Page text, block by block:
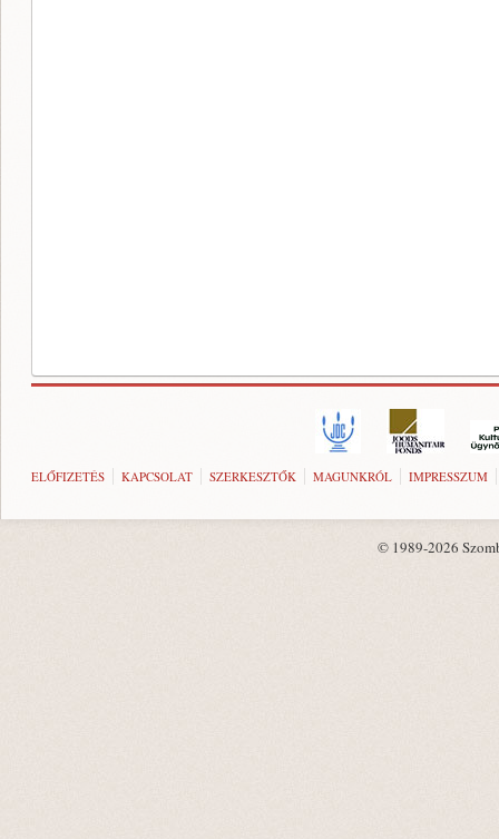
ELŐFIZETÉS KAPCSOLAT SZERKESZTŐK MAGUNKRÓL IMPRESSZUM
© 1989-2026